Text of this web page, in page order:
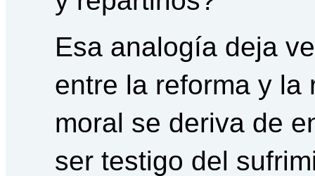
Esa analogía deja
entre la reforma y la
moral se deriva de
ser testigo del